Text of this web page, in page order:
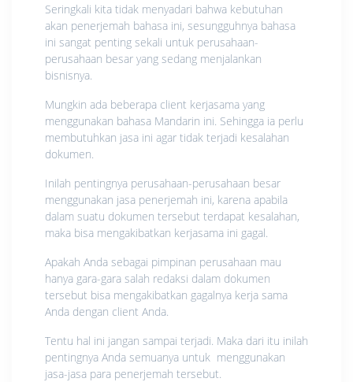
Seringkali kita tidak menyadari bahwa kebutuhan
akan penerjemah bahasa ini, sesungguhnya bahasa
ini sangat penting sekali untuk perusahaan-
perusahaan besar yang sedang menjalankan
bisnisnya.
Mungkin ada beberapa client kerjasama yang
menggunakan bahasa Mandarin ini. Sehingga ia perlu
membutuhkan jasa ini agar tidak terjadi kesalahan
dokumen.
Inilah pentingnya perusahaan-perusahaan besar
menggunakan jasa penerjemah ini, karena apabila
dalam suatu dokumen tersebut terdapat kesalahan,
maka bisa mengakibatkan kerjasama ini gagal.
Apakah Anda sebagai pimpinan perusahaan mau
hanya gara-gara salah redaksi dalam dokumen
tersebut bisa mengakibatkan gagalnya kerja sama
Anda dengan client Anda.
Tentu hal ini jangan sampai terjadi. Maka dari itu inilah
pentingnya Anda semuanya untuk menggunakan
jasa-jasa para penerjemah tersebut.